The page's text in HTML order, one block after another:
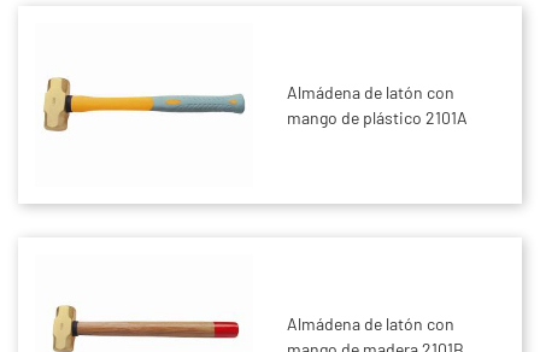
Almádena de latón con
mango de plástico 2101A
Almádena de latón con